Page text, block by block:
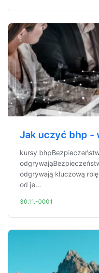
Jak uczyć bhp -
kursy
odgrywają kluczową
od je...
30.11.-0001